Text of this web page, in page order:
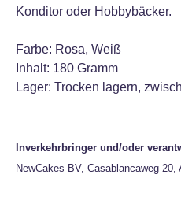
Konditor oder Hobbybäcker.
Farbe: Rosa, Weiß
Inhalt: 180 Gramm
Lager: Trocken lagern,
Inverkehrbringer und/oder
NewCakes BV, Casablancaweg